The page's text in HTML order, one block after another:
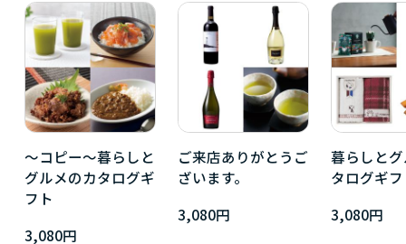
～コピー～暮らしと
グルメのカタログギ
フト
3,080円
ご来店ありがとうご
ざいます。
3,080円
暮らしと
タログギ
3,080円